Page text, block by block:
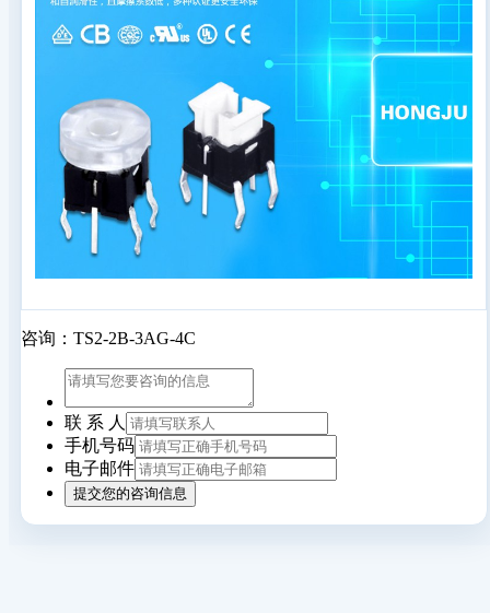
咨询：TS2-2B-3AG-4C
联 系 人
手机号码
电子邮件